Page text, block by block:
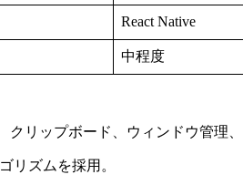
React Native
中程度
リップボード、ウィンドウ管理
リズムを採用。